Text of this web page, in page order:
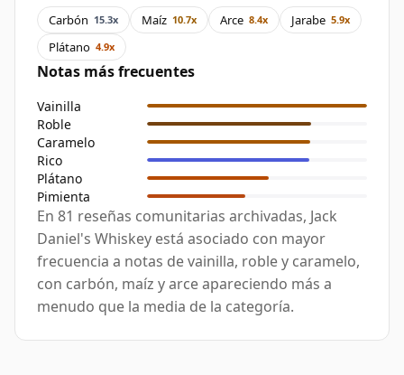
Carbón 15.3x Maíz 10.7x Arce 8.4x Jarabe 5.9x
Plátano 4.9x
Notas más frecuentes
Vainilla
Roble
Caramelo
Rico
Plátano
Pimienta
En 81 reseñas comunitarias archivadas, Jack
Daniel's Whiskey está asociado con mayor
frecuencia a notas de vainilla, roble y caramelo,
con carbón, maíz y arce apareciendo más a
menudo que la media de la categoría.